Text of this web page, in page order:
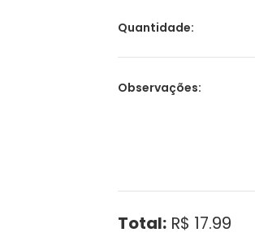
Quantidade:
Observações:
Total:R$ 17.99